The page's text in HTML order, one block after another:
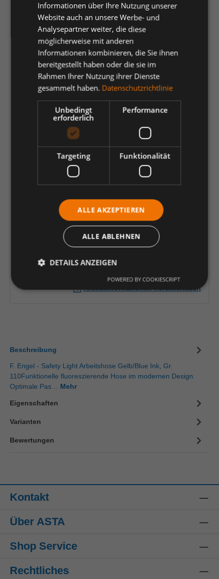
Gelb/Blue Ink Gelb/Grün Gelb/Schwarz Hi-vis Orange
Orange/Anthrazit Grau Orange/Blue ink
Rot/Schwarz
Größeauswählen
23 24 25 26 27
30 31 33 34
56 58 60 62 64
*
Anzahl verringern Anzahl erhöhen
Einheit
Artikelinformationen herunterladen
Beschreibung
F. Engel - Safety Light Arbeitshose Gelb/Blue Ink, Gr.
110Funktionelle fluoreszierende Hose im modernen Design.
Optimale Pas… Mehr
Eigenschaften
Varianten
Bewertungen
Kontakt
Über ASTA
Shop Service
Rechtliches
Informationen über Ihre Nutzung unserer
Website auch an unsere Werbe- und
Analysepartner weiter, die diese
möglicherweise mit anderen
Informationen kombinieren, die Sie ihnen
bereitgestellt haben oder die sie im
Rahmen Ihrer Nutzung ihrer Dienste
gesammelt haben. Datenschutzrichtlinie
Unbedingt
erforderlich
Performance
Targeting Funktionalität
ALLE AKZEPTIEREN
ALLE ABLEHNEN
DETAILS ANZEIGEN
POWERED BY COOKIESCRIPT